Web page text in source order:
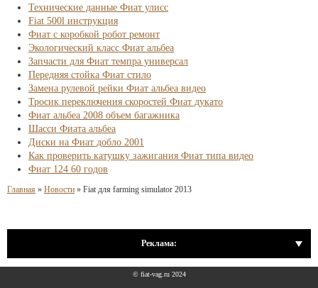
Технические данные Фиат улисс
Fiat 500l инструкция
Фиат с коробкой робот ремонт
Экологический класс Фиат альбеа
Запчасти для Фиат темпра универсал
Передняя стойка Фиат стило
Замена рулевой рейки Фиат альбеа видео
Тросик переключения скоростей Фиат дукато
Фиат альбеа 2008 объем багажника
Шасси Фиата альбеа
Диски на Фиат добло 2001
Как проверить катушку зажигания Фиат типа видео
Фиат 124 60 годов
Главная » Новости » Fiat для farming simulator 2013
Реклама:
© fiat-vag.ru 2024